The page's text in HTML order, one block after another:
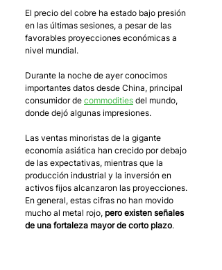
El precio del cobre ha estado bajo presión
en las últimas sesiones, a pesar de las
favorables proyecciones económicas a
nivel mundial.
Durante la noche de ayer conocimos
importantes datos desde China, principal
consumidor de commodities del mundo,
donde dejó algunas impresiones.
Las ventas minoristas de la gigante
economía asiática han crecido por debajo
de las expectativas, mientras que la
producción industrial y la inversión en
activos fijos alcanzaron las proyecciones.
En general, estas cifras no han movido
mucho al metal rojo, pero existen señales
de una fortaleza mayor de corto plazo.